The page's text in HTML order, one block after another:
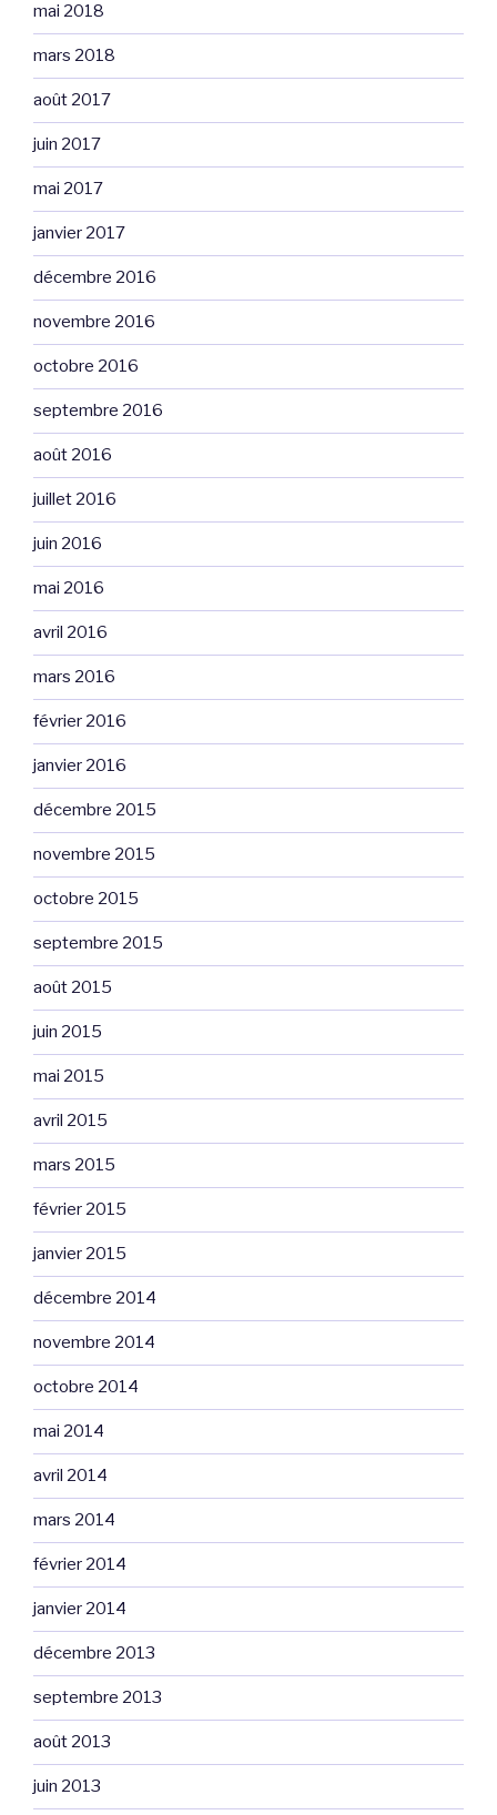
mai 2018
mars 2018
août 2017
juin 2017
mai 2017
janvier 2017
décembre 2016
novembre 2016
octobre 2016
septembre 2016
août 2016
juillet 2016
juin 2016
mai 2016
avril 2016
mars 2016
février 2016
janvier 2016
décembre 2015
novembre 2015
octobre 2015
septembre 2015
août 2015
juin 2015
mai 2015
avril 2015
mars 2015
février 2015
janvier 2015
décembre 2014
novembre 2014
octobre 2014
mai 2014
avril 2014
mars 2014
février 2014
janvier 2014
décembre 2013
septembre 2013
août 2013
juin 2013